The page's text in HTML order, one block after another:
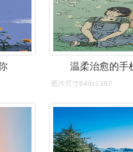
温柔治愈的手
图片尺寸640x1387